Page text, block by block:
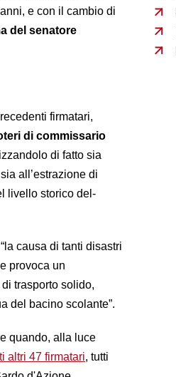
e con il cambio di
del senatore
firmatari,
di commissario
di fatto sia
all’estrazione di
livello storico del­
causa di tanti disastri
provoca un
trasporto solido,
del bacino scolante”.
quando, alla luce
altri 47 firmatari, tutti